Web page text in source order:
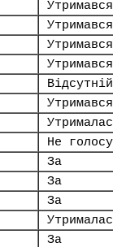
Утримався
Утримався
Утримався
Утримався
Відсутній
Утримався
Не
За
За
За
За